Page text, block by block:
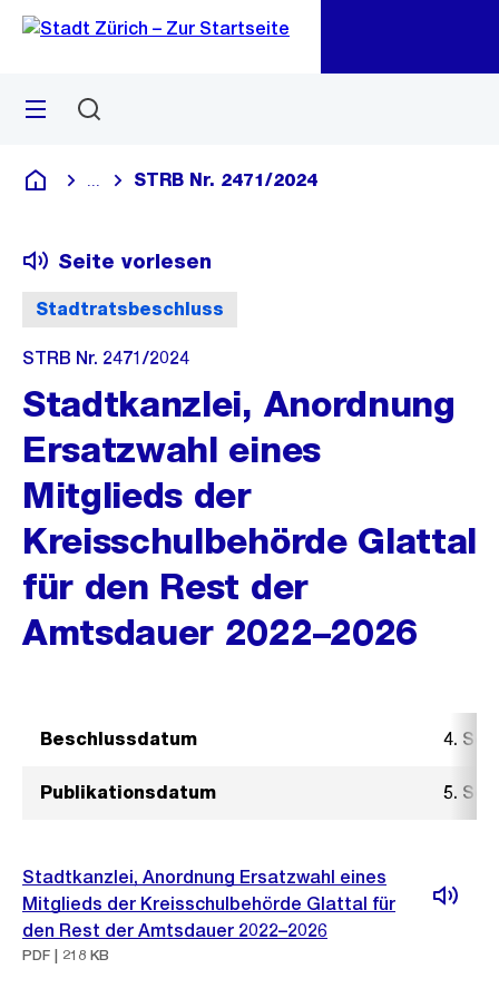
Navigation
Sprunglink
Menü
Deutsch
Blende alle Breadcrumbs ein
STRB Nr. 2471/2024
Stadtratsbeschluss
Seite vorlesen
STRB Nr. 2471/2024
Stadtkanzlei, Anordnung
Ersatzwahl eines
Mitglieds der
Kreisschulbehörde Glattal
für den Rest der
Amtsdauer 2022–2026
Beschlussdatum 4.
Publikationsdatum 5.
Stadtkanzlei, Anordnung Ersatzwahl eines
Mitglieds der Kreisschulbehörde Glattal für
den Rest der Amtsdauer 2022–2026
PDF | 218 KB